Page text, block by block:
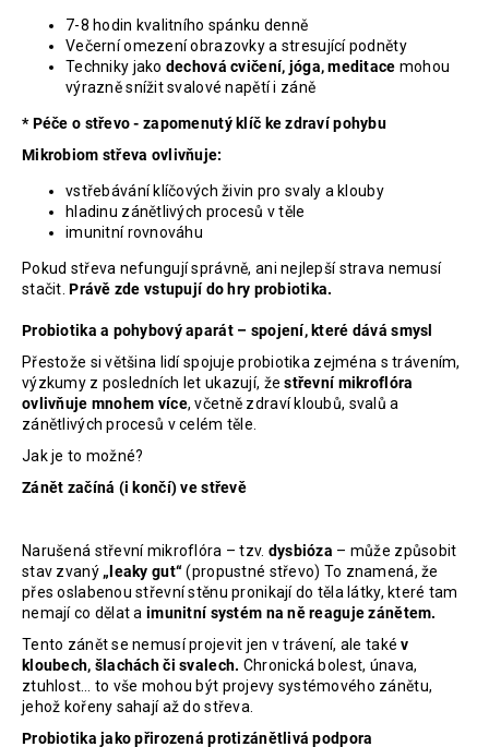
7-8 hodin kvalitního spánku denně
Večerní omezení obrazovky a stresující podněty
Techniky jako dechová cvičení, jóga, meditace mohou
výrazně snížit svalové napětí i záně
* Péče o střevo - zapomenutý klíč ke zdraví pohybu
Mikrobiom střeva ovlivňuje:
vstřebávání klíčových živin pro svaly a klouby
hladinu zánětlivých procesů v těle
imunitní rovnováhu
Pokud střeva nefungují správně, ani nejlepší strava nemusí
stačit. Právě zde vstupují do hry probiotika.
Probiotika a pohybový aparát – spojení, které dává smysl
Přestože si většina lidí spojuje probiotika zejména s trávením,
výzkumy z posledních let ukazují, žestřevní mikroflóra
ovlivňuje mnohem více, včetně zdraví kloubů, svalů a
zánětlivých procesů v celém těle.
Jak je to možné?
Zánět začíná (i končí) ve střevě
Narušená střevní mikroflóra – tzv. dysbióza – může způsobit
stav zvaný „leaky gut“(propustné střevo) To znamená, že
přes oslabenou střevní stěnu pronikají do těla látky, které tam
nemají co dělat aimunitní systém na ně reaguje zánětem.
Tento zánět se nemusí projevit jen v trávení, ale takév
kloubech, šlachách či svalech. Chronická bolest, únava,
ztuhlost… to vše mohou být projevy systémového zánětu,
jehož kořeny sahají až do střeva.
Probiotika jako přirozená protizánětlivá podpora